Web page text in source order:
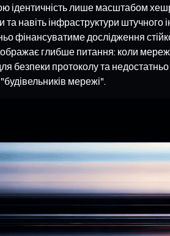
ідентичність лише масштабом
навіть інфраструктури
фінансуватиме дослідження
глибше питання: коли
безпеки протоколу та
мережі".